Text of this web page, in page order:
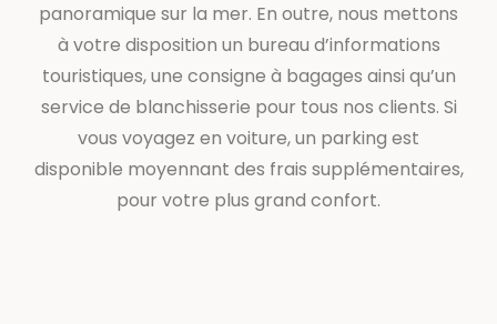
panoramique sur la mer. En outre, nous mettons
à votre disposition un bureau d’informations
touristiques, une consigne à bagages ainsi qu’un
service de blanchisserie pour tous nos clients. Si
vous voyagez en voiture, un parking est
disponible moyennant des frais supplémentaires,
pour votre plus grand confort.